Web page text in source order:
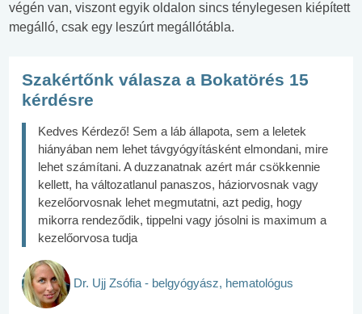
végén van, viszont egyik oldalon sincs ténylegesen kiépített
megálló, csak egy leszúrt megállótábla.
Szakértőnk válasza a Bokatörés 15
kérdésre
Kedves Kérdező! Sem a láb állapota, sem a leletek
hiányában nem lehet távgyógyításként elmondani, mire
lehet számítani. A duzzanatnak azért már csökkennie
kellett, ha változatlanul panaszos, háziorvosnak vagy
kezelőorvosnak lehet megmutatni, azt pedig, hogy
mikorra rendeződik, tippelni vagy jósolni is maximum a
kezelőorvosa tudja
Dr. Ujj Zsófia - belgyógyász, hematológus